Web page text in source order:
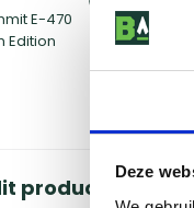
Deze
E-470
Edition
product in onze